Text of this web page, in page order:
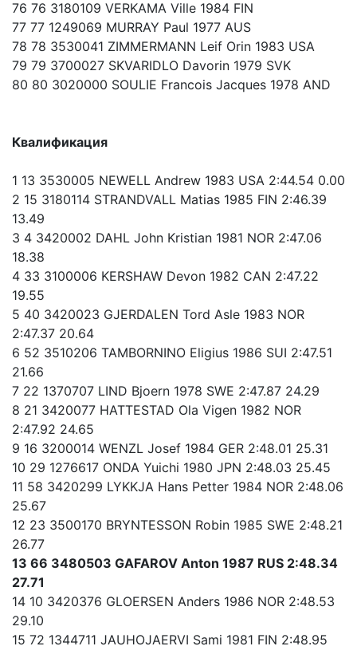
76 76 3180109 VERKAMA Ville 1984 FIN
77 77 1249069 MURRAY Paul 1977 AUS
78 78 3530041 ZIMMERMANN Leif Orin 1983 USA
79 79 3700027 SKVARIDLO Davorin 1979 SVK
80 80 3020000 SOULIE Francois Jacques 1978 AND
Квалификация
1 13 3530005 NEWELL Andrew 1983 USA 2:44.54 0.00
2 15 3180114 STRANDVALL Matias 1985 FIN 2:46.39
13.49
3 4 3420002 DAHL John Kristian 1981 NOR 2:47.06
18.38
4 33 3100006 KERSHAW Devon 1982 CAN 2:47.22
19.55
5 40 3420023 GJERDALEN Tord Asle 1983 NOR
2:47.37 20.64
6 52 3510206 TAMBORNINO Eligius 1986 SUI 2:47.51
21.66
7 22 1370707 LIND Bjoern 1978 SWE 2:47.87 24.29
8 21 3420077 HATTESTAD Ola Vigen 1982 NOR
2:47.92 24.65
9 16 3200014 WENZL Josef 1984 GER 2:48.01 25.31
10 29 1276617 ONDA Yuichi 1980 JPN 2:48.03 25.45
11 58 3420299 LYKKJA Hans Petter 1984 NOR 2:48.06
25.67
12 23 3500170 BRYNTESSON Robin 1985 SWE 2:48.21
26.77
13 66 3480503 GAFAROV Anton 1987 RUS 2:48.34
27.71
14 10 3420376 GLOERSEN Anders 1986 NOR 2:48.53
29.10
15 72 1344711 JAUHOJAERVI Sami 1981 FIN 2:48.95